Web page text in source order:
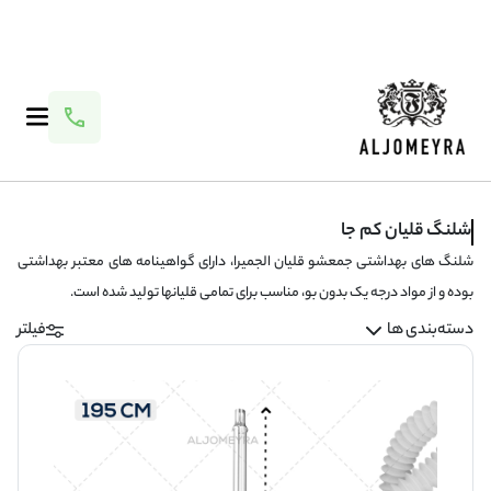
شلنگ قلیان کم جا
شلنگ های بهداشتی جمعشو قلیان الجمیرا، دارای گواهینامه های معتبر بهداشتی
بوده و از مواد درجه یک بدون بو، مناسب برای تمامی قلیانها تولید شده است.
دسته‌بندی ها فیلتر